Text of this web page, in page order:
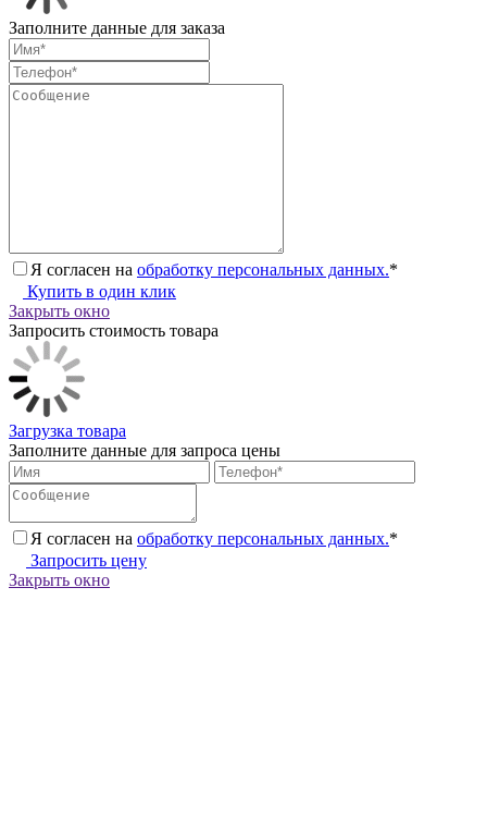
Заполните данные для заказа
Я согласен на обработку персональных данных.*
Купить в один клик
Закрыть окно
Запросить стоимость товара
Загрузка товара
Заполните данные для запроса цены
Я согласен на обработку персональных данных.*
Запросить цену
Закрыть окно